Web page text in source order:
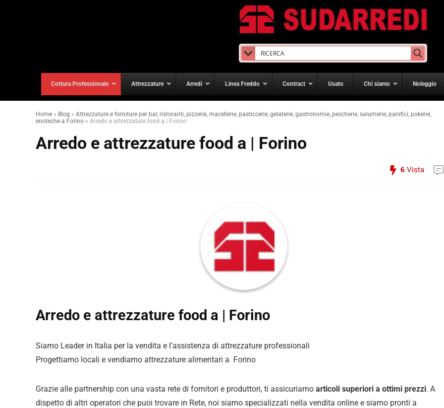
Cottura Professionale Attrezzature Arredi Linea Freddo Contract Usato Chi siamo Noleggio
Home » Blog » Attrezzature e forniture per bar, ristoranti, pizzerie, macellerie, pasticcerie, gelaterie, gastronomie, pescherie, salumerie, panifici, pokerie,
enoteche a Forino » Arredo e attrezzature food a | Forino
Arredo e attrezzature food a | Forino
6 Vista
Arredo e attrezzature food a | Forino
Siamo Leader in Italia per la vendita e l’assistenza di attrezzature professionali
Progettiamo locali e vendiamo attrezzature alimentari a Forino
Grazie alle partnership con una vasta rete di fornitori e produttori, ti assicuriamo articoli superiori a ottimi prezzi. A
dispetto di altri operatori che puoi trovare in Rete, noi siamo specializzati nella vendita online e siamo pronti a